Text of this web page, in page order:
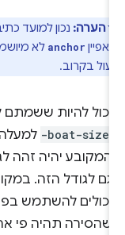
הערה:נכון למועד
anchorלא מיושמת
בקרוב.
יכול להיות ששמתם
-boat-sizeלמעלה.
המקובע יהיה זהה
גם לגודל הזה.
יכולים להשתמש
שהסירה תהיה פי